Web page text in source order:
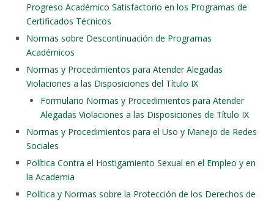
Progreso Académico Satisfactorio en los Programas de
Certificados Técnicos
Normas sobre Descontinuación de Programas
Académicos
Normas y Procedimientos para Atender Alegadas
Violaciones a las Disposiciones del Título IX
Formulario Normas y Procedimientos para Atender
Alegadas Violaciones a las Disposiciones de Título IX
Normas y Procedimientos para el Uso y Manejo de Redes
Sociales
Política Contra el Hostigamiento Sexual en el Empleo y en
la Academia
Política y Normas sobre la Protección de los Derechos de